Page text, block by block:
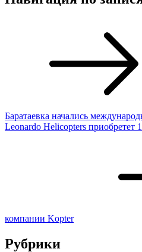
Баратаевка начались
Leonardo Helicopters приобретет
компании Kopter
Рубрики